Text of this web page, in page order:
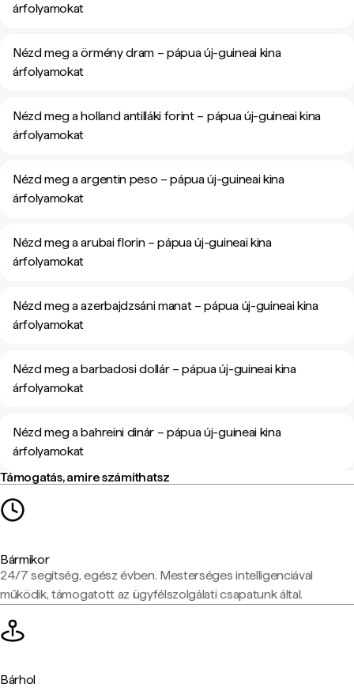
árfolyamokat
Nézd meg a örmény dram – pápua új-guineai kina
árfolyamokat
Nézd meg a holland antilláki forint – pápua új-guineai kina
árfolyamokat
Nézd meg a argentin peso – pápua új-guineai kina
árfolyamokat
Nézd meg a arubai florin – pápua új-guineai kina
árfolyamokat
Nézd meg a azerbajdzsáni manat – pápua új-guineai kina
árfolyamokat
Nézd meg a barbadosi dollár – pápua új-guineai kina
árfolyamokat
Nézd meg a bahreini dinár – pápua új-guineai kina
árfolyamokat
Támogatás, amire számíthatsz
Bármikor
24/7 segítség, egész évben. Mesterséges intelligenciával
működik, támogatott az ügyfélszolgálati csapatunk által.
Bárhol